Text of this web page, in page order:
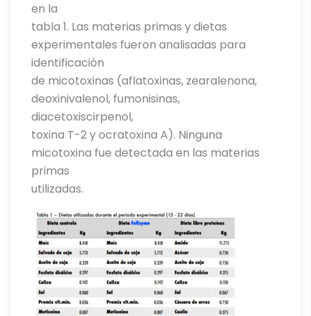
en la
tabla 1. Las materias primas y dietas
experimentales fueron analisadas para
identificación
de micotoxinas (aflatoxinas, zearalenona,
deoxinivalenol, fumonisinas,
diacetoxiscirpenol,
toxina T-2 y ocratoxina A). Ninguna
micotoxina fue detectada en las materias
primas
utilizadas.